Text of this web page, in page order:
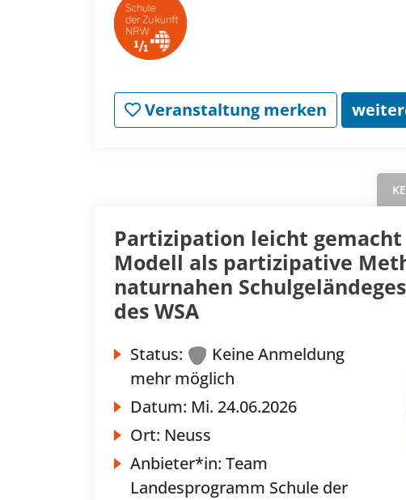
Veranstaltung merken
Partizipation leicht
Modell als partizipative
naturnahen
des WSA
Status:
Keine Anmeldung
mehr möglich
Datum: Mi. 24.06.2026
Ort: Neuss
Anbieter*in: Team
Landesprogramm Schule der